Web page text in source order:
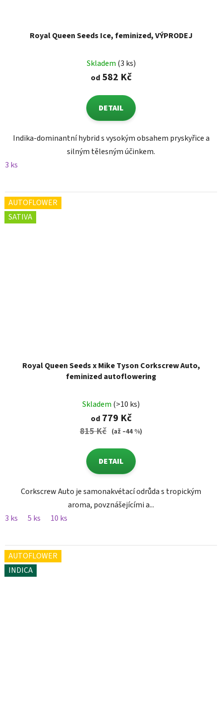
Royal Queen Seeds Ice, feminized, VÝPRODEJ
Skladem (3 ks)
od582 Kč
DETAIL
Indika-dominantní hybrid s vysokým obsahem pryskyřice a
silným tělesným účinkem.
3 ks
AUTOFLOWER
SATIVA
Royal Queen Seeds x Mike Tyson Corkscrew Auto,
feminized autoflowering
Skladem (>10 ks)
od779 Kč
815 Kč (až –44 %)
DETAIL
Corkscrew Auto je samonakvétací odrůda s tropickým
aroma, povznášejícími a...
3 ks
5 ks 10 ks
AUTOFLOWER
INDICA